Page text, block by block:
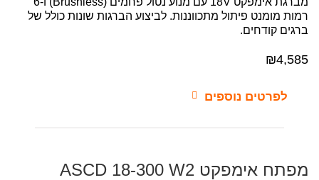
רמות מומנט פיתול מתכווננות. לביצוע הברגות שונות כולל של
ברגים קודחים.
₪4,585
לפרטים נוספים
מפתח אימפקט ASCD 18-300 W2